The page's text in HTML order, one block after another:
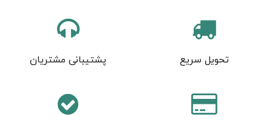
تحویل سریع پشتیبانی مشتریان